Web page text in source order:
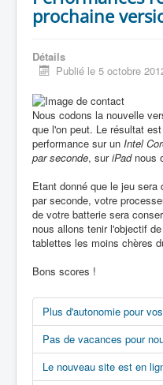
prochaine
Détails
Publié le 5 octobre
Nous codons la nouvelle
que l'on peut. Le résultat
performance sur un Intel
par seconde, suriPadnous
Etant donné que le jeu sera
par seconde, votre
de votre batterie sera
nous allons tenir l'objectif
tablettes les moins chères
Bons scores !
Plus d'autonomie pour
Pas de vacances pour
Le nouveau site est en